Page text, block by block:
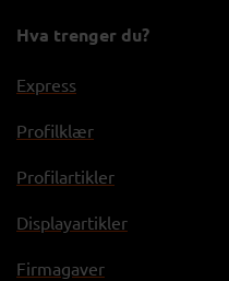
Hva trenger du?
Express
Profilklær
Profilartikler
Displayartikler
Firmagaver